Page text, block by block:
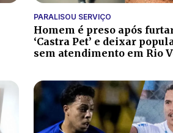
PARALISOU SERVIÇO
Homem é preso após
‘Castra Pet’ e deixar
sem atendimento em Rio